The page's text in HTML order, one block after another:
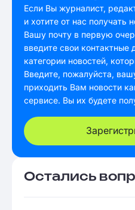
Если Вы журналист,
и хотите от нас получать
Вашу почту в первую
введите свои контактные
категории новостей,
Введите, пожалуйста,
приходить Вам новости
сервисе. Вы их будете
Остались